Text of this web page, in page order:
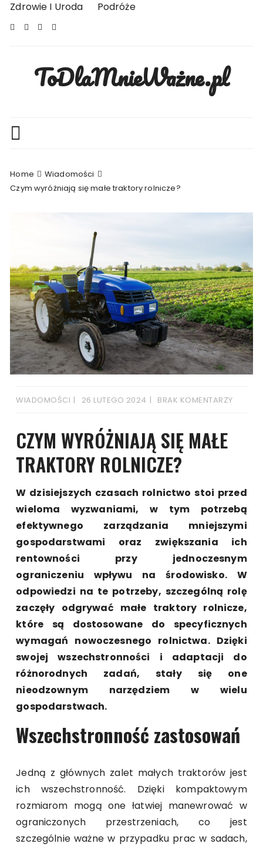
Skip
content
Zdrowie I Uroda Podróże
ToDlaMnieWażne.pl
Home
Wiadomości
Czym wyróżniają się małe traktory rolnicze?
WIADOMOŚCI 26 LUTEGO 2024 BRAK KOMENTARZY
CZYM WYRÓŻNIAJĄ SIĘ MAŁE
TRAKTORY ROLNICZE?
W dzisiejszych czasach rolnictwo stoi przed
wieloma wyzwaniami, w tym potrzebą
efektywnego zarządzania mniejszymi
gospodarstwami oraz zwiększania ich
rentowności przy jednoczesnym
ograniczeniu wpływu na środowisko. W
odpowiedzi na te potrzeby, szczególną rolę
zaczęły odgrywać małe traktory rolnicze,
które są dostosowane do specyficznych
wymagań nowoczesnego rolnictwa. Dzięki
swojej wszechstronności i adaptacji do
różnorodnych zadań, stały się one
nieodzownym narzędziem w wielu
gospodarstwach.
Wszechstronność zastosowań
Jedną z głównych zalet małych traktorów jest
ich wszechstronność. Dzięki kompaktowym
rozmiarom mogą one łatwiej manewrować w
ograniczonych przestrzeniach, co jest
szczególnie ważne w przypadku prac w sadach,